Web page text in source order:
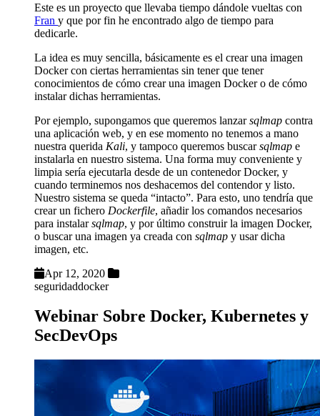
Este es un proyecto que llevaba tiempo dándole vueltas con
Fran y que por fin he encontrado algo de tiempo para
dedicarle.
La idea es muy sencilla, básicamente es el crear una imagen
Docker con ciertas herramientas sin tener que tener
conocimientos de cómo crear una imagen Docker o de cómo
instalar dichas herramientas.
Por ejemplo, supongamos que queremos lanzarsqlmap contra
una aplicación web, y en ese momento no tenemos a mano
nuestra querida Kali, y tampoco queremos buscarsqlmap e
instalarla en nuestro sistema. Una forma muy conveniente y
limpia sería ejecutarla desde de un contenedor Docker, y
cuando terminemos nos deshacemos del contendor y listo.
Nuestro sistema se queda “intacto”. Para esto, uno tendría que
crear un fichero Dockerfile, añadir los comandos necesarios
para instalarsqlmap, y por último construir la imagen Docker,
o buscar una imagen ya creada con sqlmap y usar dicha
imagen, etc.
Apr 12, 2020
seguridaddocker
Webinar Sobre Docker, Kubernetes y
SecDevOps